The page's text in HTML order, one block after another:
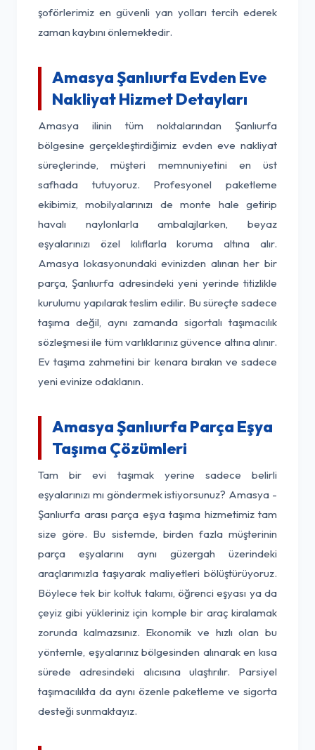
şoförlerimiz en güvenli yan yolları tercih ederek
zaman kaybını önlemektedir.
Amasya Şanlıurfa Evden Eve
Nakliyat Hizmet Detayları
Amasya ilinin tüm noktalarından Şanlıurfa
bölgesine gerçekleştirdiğimiz evden eve nakliyat
süreçlerinde, müşteri memnuniyetini en üst
safhada tutuyoruz. Profesyonel paketleme
ekibimiz, mobilyalarınızı de monte hale getirip
havalı naylonlarla ambalajlarken, beyaz
eşyalarınızı özel kılıflarla koruma altına alır.
Amasya lokasyonundaki evinizden alınan her bir
parça, Şanlıurfa adresindeki yeni yerinde titizlikle
kurulumu yapılarak teslim edilir. Bu süreçte sadece
taşıma değil, aynı zamanda sigortalı taşımacılık
sözleşmesi ile tüm varlıklarınız güvence altına alınır.
Ev taşıma zahmetini bir kenara bırakın ve sadece
yeni evinize odaklanın.
Amasya Şanlıurfa Parça Eşya
Taşıma Çözümleri
Tam bir evi taşımak yerine sadece belirli
eşyalarınızı mı göndermek istiyorsunuz? Amasya -
Şanlıurfa arası parça eşya taşıma hizmetimiz tam
size göre. Bu sistemde, birden fazla müşterinin
parça eşyalarını aynı güzergah üzerindeki
araçlarımızla taşıyarak maliyetleri bölüştürüyoruz.
Böylece tek bir koltuk takımı, öğrenci eşyası ya da
çeyiz gibi yükleriniz için komple bir araç kiralamak
zorunda kalmazsınız. Ekonomik ve hızlı olan bu
yöntemle, eşyalarınız bölgesinden alınarak en kısa
sürede adresindeki alıcısına ulaştırılır. Parsiyel
taşımacılıkta da aynı özenle paketleme ve sigorta
desteği sunmaktayız.